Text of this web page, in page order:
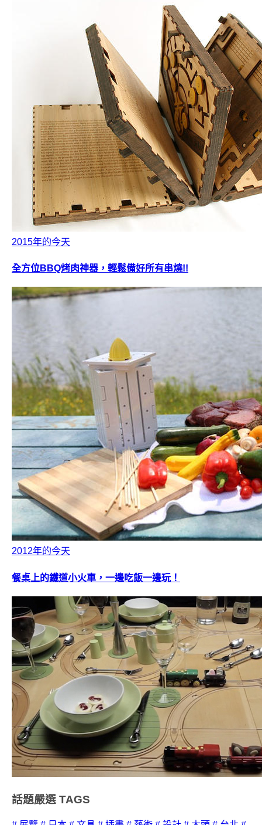
2015年的今天
全方位BBQ烤肉神器，輕鬆備好所有串燒!!
2012年的今天
餐桌上的鐵道小火車，一邊吃飯一邊玩！
話題嚴選 TAGS